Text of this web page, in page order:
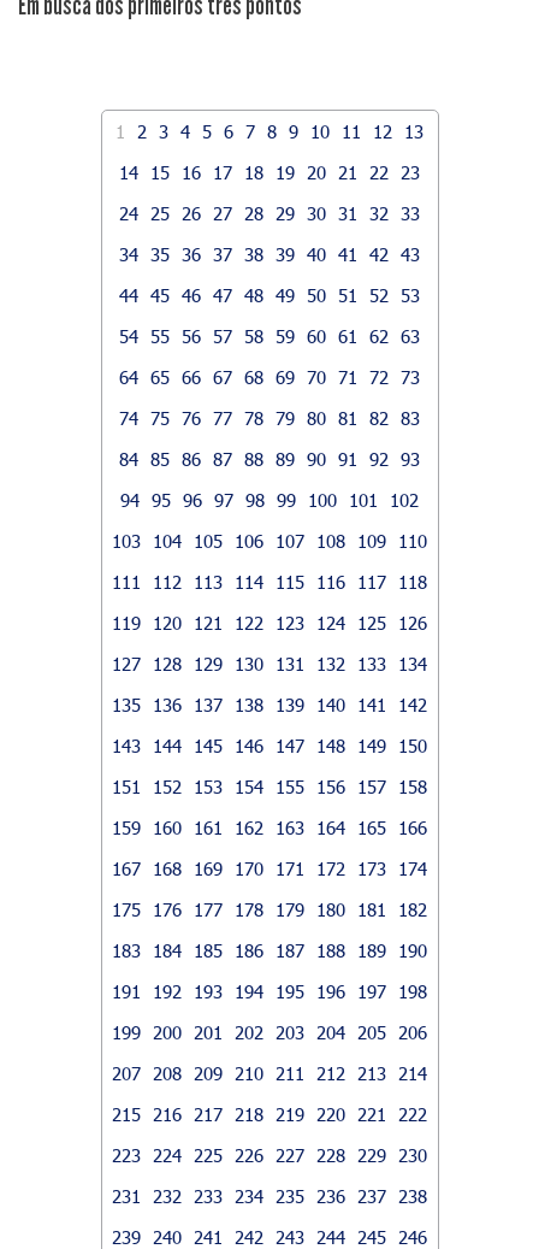
1 2 3 4 5 6 7 8 9 10 11 12
13
14
15 16 17 18 19 20 21 22
23
24
25 26 27 28 29 30 31 32
33
34
35 36 37 38 39 40 41 42
43
44 45 46 47 48 49 50 51 52
53
54
55 56 57 58 59 60 61 62
63
64 65 66 67 68 69 70 71 72
73
74 75 76 77 78 79 80 81 82
83
84 85 86 87 88 89 90 91 92
93
94 95 96 97 98 99 100 101
102
103
104 105 106 107 108 109
110
111
112 113 114 115 116 117
118
119
120 121 122 123 124 125
126
127
128 129 130 131 132 133
134
135
136 137 138 139 140 141
142
143
144 145 146 147 148 149
150
151
152 153 154 155 156 157
158
159
160 161 162 163 164 165
166
167
168 169 170 171 172 173
174
175
176 177 178 179 180 181
182
183
184 185 186 187 188 189
190
191
192 193 194 195 196 197
198
199
200 201 202 203 204 205
206
207
208 209 210 211 212 213
214
215
216 217 218 219 220 221
222
223
224 225 226 227 228 229
230
231
232 233 234 235 236 237
238
239
240 241 242 243 244 245
246